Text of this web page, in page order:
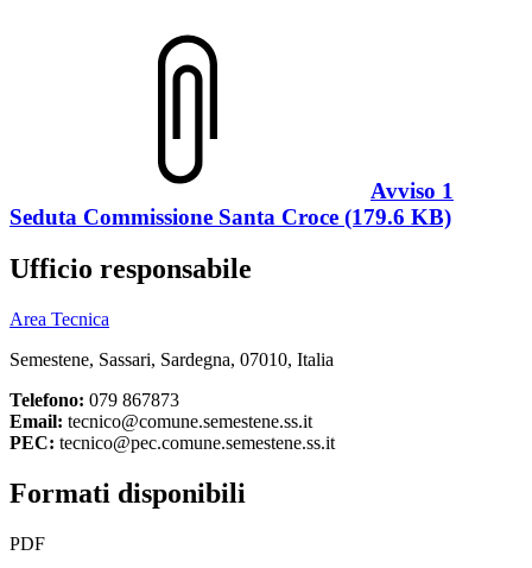
Avviso 1
Seduta Commissione Santa Croce (179.6 KB)
Ufficio responsabile
Area Tecnica
Semestene, Sassari, Sardegna, 07010, Italia
Telefono: 079 867873
Email: tecnico@comune.semestene.ss.it
PEC: tecnico@pec.comune.semestene.ss.it
Formati disponibili
PDF